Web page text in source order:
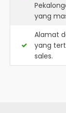
yang
Alamat
yang
sales.